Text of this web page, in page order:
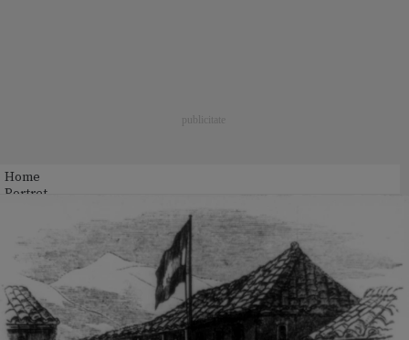
Home
Portret